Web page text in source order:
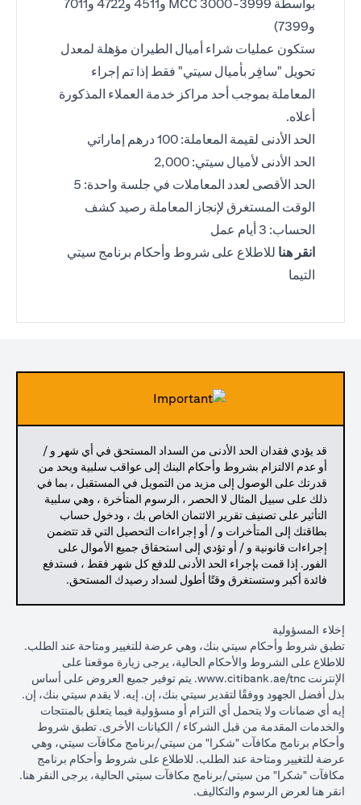
بواسطة MCC 3000-3999 و4511 و4722 و7011
و7399)
ستكون عمليات شراء أميال الطيران مؤهلة لمعدل
تحويل "سافِر بأميال سيتي" فقط إذا تم إجراء
المعاملة بموجب أحد مراكز خدمة العملاء المذكورة
أعلاه.
الحد الأدنى لقيمة المعاملة: 100 درهم إماراتي
الحد الأدنى لأميال سيتي: 2,000
الحد الأقصى لعدد المعاملات في جلسة واحدة: 5
الوقت المستغرق لإنجاز المعاملة رصيد كشف
الحساب: 3 أيام عمل
انقر هنا للاطلاع على شروط وأحكام برنامج سيتي
التيما
قد يؤدي فقدان الحد الأدنى من السداد المستحق في أي شهر و /
أو عدم الالتزام بشروط وأحكام البنك إلى عواقب سلبية ويحد من
قدرتك على الوصول إلى مزيد من التمويل في المستقبل ، بما في
ذلك على سبيل المثال لا الحصر ، الرسوم المتأخرة ، وهي سلبية
التأثير على تصنيف تقرير الائتمان الخاص بك ، ودخول حساب
بطاقتك إلى المتأخرات و / أو إجراءات التحصيل التي قد تتضمن
إجراءات قانونية و / أو تؤدي إلى استحقاق جميع الأموال على
الفور. إذا قمت بإجراء الحد الأدنى للدفع كل شهر فقط ، فستدفع
فائدة أكبر وستستغرق وقتًا أطول لسداد رصيدك المستحق.
إخلاء المسؤولية
تطبق شروط وأحكام سيتي بنك، وهي عرضة للتغيير ومتاحة عند الطلب.
للاطلاع على الشروط والأحكام الحالية، يرجى زيارة موقعنا على
الإنترنت www.citibank.ae/tnc
(opens in a new tab). يتم توفير جميع العروض على أساس
بذل أفضل الجهود ووفقًا لتقدير سيتي بنك، إن. إيه. لا يقدم سيتي بنك، إن.
إيه أي ضمانات ولا يتحمل أي التزام أو مسؤولية فيما يتعلق بالمنتجات
والخدمات المقدمة من قبل الشركاء / الكيانات الأخرى. تطبق شروط
وأحكام برنامج مكافآت "شكرا" من سيتي/برنامج مكافآت سيتي، وهي
عرضة للتغيير ومتاحة عند الطلب. للاطلاع على شروط وأحكام برنامج
مكافآت "شكرا" من سيتي/برنامج مكافآت سيتي الحالية، يرجى النقر هنا.
انقر هنا لعرض الرسوم والتكاليف.